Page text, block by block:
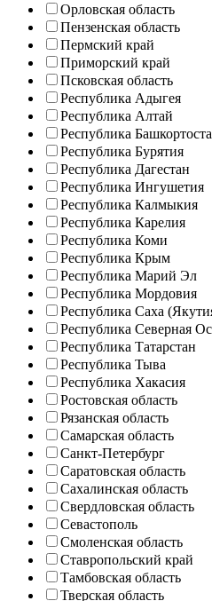
Орловская область
Пензенская область
Пермский край
Приморский край
Псковская область
Республика Адыгея
Республика Алтай
Республика
Республика Бурятия
Республика Дагестан
Республика Ингушетия
Республика Калмыкия
Республика Карелия
Республика Коми
Республика Крым
Республика Марий Эл
Республика Мордовия
Республика Саха
Республика Северная
Республика Татарстан
Республика Тыва
Республика Хакасия
Ростовская область
Рязанская область
Самарская область
Санкт-Петербург
Саратовская область
Сахалинская область
Свердловская область
Севастополь
Смоленская область
Ставропольский край
Тамбовская область
Тверская область